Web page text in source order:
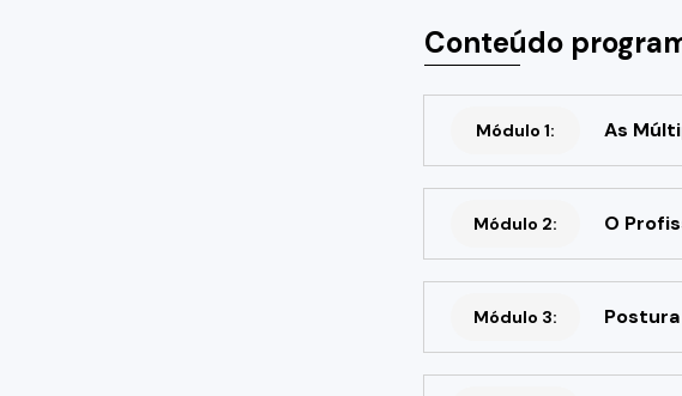
Conteúdo
Módulo 1: As
Módulo 2: O
Módulo 3: